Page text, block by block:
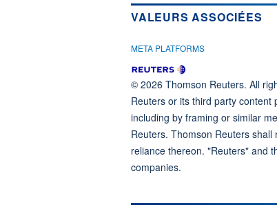
VALEURS ASSOCIÉES
META PLATFORMS
© 2026 Thomson Reuters. All
Reuters or its third party
including by framing or similar
Reuters. Thomson Reuters
reliance thereon. "Reuters" and
companies.